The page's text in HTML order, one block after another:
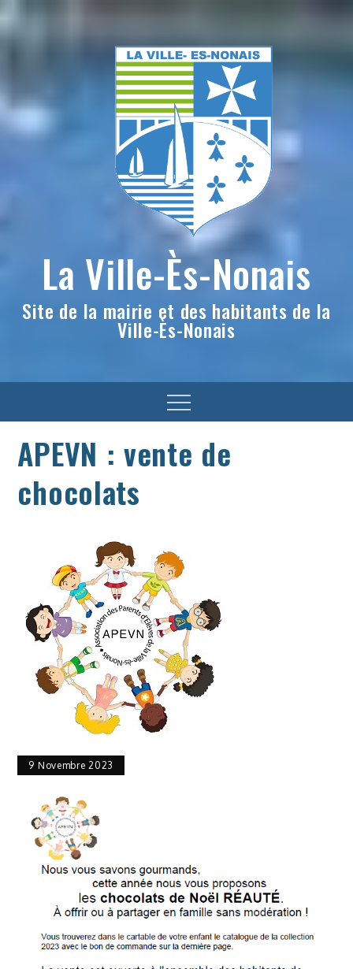
Skip
to
La Ville-Ès-Nonais
Site de la mairie et des habitants de la
Ville-Ès-Nonais
Menu
APEVN : vente de
chocolats
9 Novembre 2023